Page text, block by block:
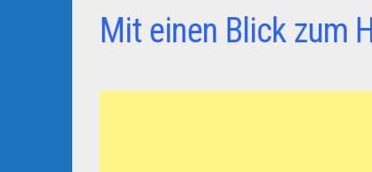
Mit einen Blick zum